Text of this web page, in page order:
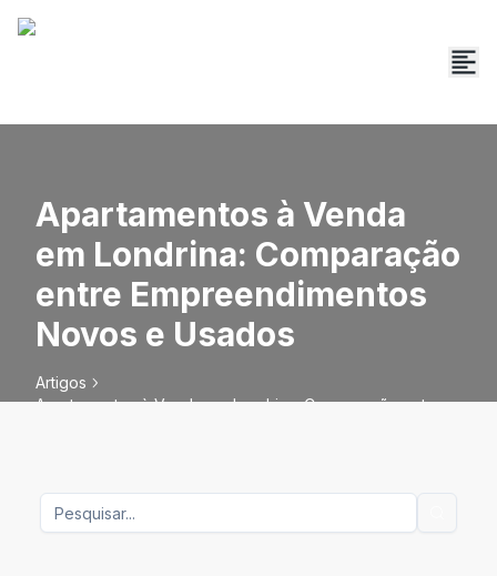
Apartamentos à Venda
em Londrina: Comparação
entre Empreendimentos
Novos e Usados
Artigos
Apartamentos à Venda em Londrina: Comparação entre